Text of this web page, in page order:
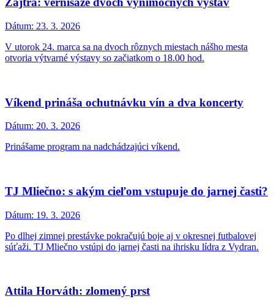
Dátum: 23. 3. 2026
V utorok 24. marca sa na dvoch rôznych miestach nášho mesta
otvoria výtvarné výstavy so začiatkom o 18.00 hod.
Víkend prináša ochutnávku vín a dva koncerty
Dátum: 20. 3. 2026
Prinášame program na nadchádzajúci víkend.
TJ Mliečno: s akým cieľom vstupuje do jarnej časti?
Dátum: 19. 3. 2026
Po dlhej zimnej prestávke pokračujú boje aj v okresnej futbalovej
súťaži. TJ Mliečno vstúpi do jarnej časti na ihrisku lídra z Vydran.
Attila Horváth: zlomený prst